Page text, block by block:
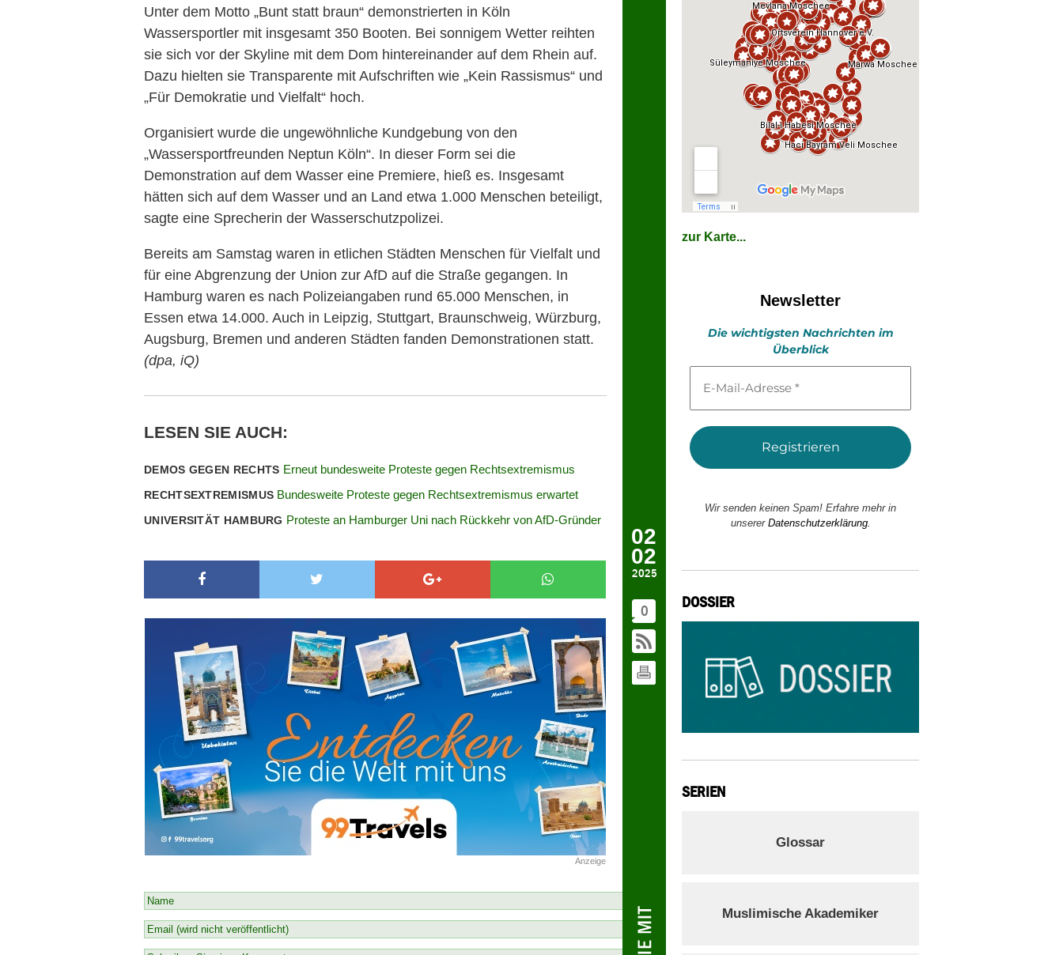
02
02
2025
0
Unter dem Motto „Bunt statt braun“ demonstrierten in Köln
Wassersportler mit insgesamt 350 Booten. Bei sonnigem Wetter reihten
sie sich vor der Skyline mit dem Dom hintereinander auf dem Rhein auf.
Dazu hielten sie Transparente mit Aufschriften wie „Kein Rassismus“ und
„Für Demokratie und Vielfalt“ hoch.
Organisiert wurde die ungewöhnliche Kundgebung von den
„Wassersportfreunden Neptun Köln“. In dieser Form sei die
Demonstration auf dem Wasser eine Premiere, hieß es. Insgesamt
hätten sich auf dem Wasser und an Land etwa 1.000 Menschen beteiligt,
sagte eine Sprecherin der Wasserschutzpolizei.
Bereits am Samstag waren in etlichen Städten Menschen für Vielfalt und
für eine Abgrenzung der Union zur AfD auf die Straße gegangen. In
Hamburg waren es nach Polizeiangaben rund 65.000 Menschen, in
Essen etwa 14.000. Auch in Leipzig, Stuttgart, Braunschweig, Würzburg,
Augsburg, Bremen und anderen Städten fanden Demonstrationen statt.
(dpa, iQ)
LESEN SIE AUCH:
DEMOS GEGEN RECHTS Erneut bundesweite Proteste gegen Rechtsextremismus
RECHTSEXTREMISMUS Bundesweite Proteste gegen Rechtsextremismus erwartet
UNIVERSITÄT HAMBURG Proteste an Hamburger Uni nach Rückkehr von AfD-Gründer
Anzeige
zur Karte...
Newsletter
Die wichtigsten Nachrichten im
Überblick
Mail-
*
Wir senden keinen Spam! Erfahre mehr in
unserer Datenschutzerklärung.
DOSSIER
SERIEN
Glossar
Muslimische Akademiker